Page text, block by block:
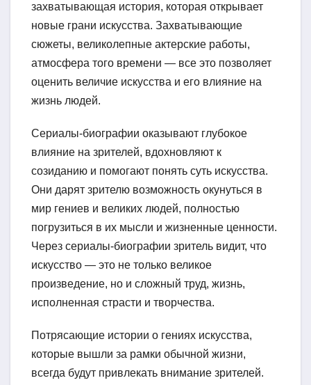
захватывающая история, которая открывает
новые грани искусства. Захватывающие
сюжеты, великолепные актерские работы,
атмосфера того времени — все это позволяет
оценить величие искусства и его влияние на
жизнь людей.
Сериалы-биографии оказывают глубокое
влияние на зрителей, вдохновляют к
созиданию и помогают понять суть искусства.
Они дарят зрителю возможность окунуться в
мир гениев и великих людей, полностью
погрузиться в их мысли и жизненные ценности.
Через сериалы-биографии зритель видит, что
искусство — это не только великое
произведение, но и сложный труд, жизнь,
исполненная страсти и творчества.
Потрясающие истории о гениях искусства,
которые вышли за рамки обычной жизни,
всегда будут привлекать внимание зрителей.